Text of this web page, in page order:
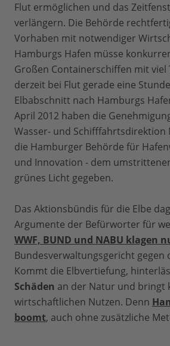
Flut ermöglichen und das
verlängern. Die Behörde
Vorhaben mit notwendiger
Hamburgs Hafen müsse
Großen Containerschiffen mit viel
derzeit bei Flut gerade eine
Elbabschnitt nach Hamburgs
April 2012 haben die
Wasser- und Schifffahrtsdirektion
die Hamburger Behörde für
und Innovation - dem
grünes Licht gegeben.
Das Aktionsbündis für die Elbe
Argumente der Befürworter für
WWF, BUND und NABU klagen
Bundesverwaltungsgericht gegen
Kommt die Elbvertiefung,
Schäden an der Natur und bringt
wirtschaftlichen Nutzen. Denn
boomt, auch ohne zusätzliche